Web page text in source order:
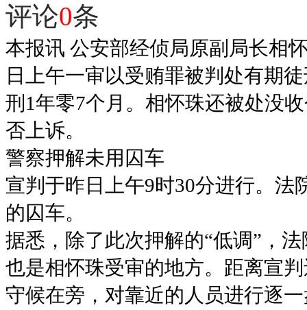
评论0条
本报讯 公安部经侦局原副局长相
日上午一审以受贿罪被判处有期
刑1年零7个月。相怀珠还被处没
否上诉。
警察押解未用囚车
宣判于昨日上午9时30分进行。
的囚车。
据悉，除了此次押解的“低调”，
也是相怀珠受审的地方。距离宣
守候在旁，对靠近的人员进行逐